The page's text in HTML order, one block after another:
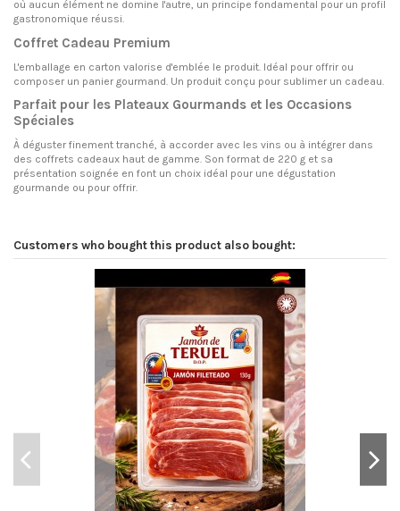
où aucun élément ne domine l'autre, un principe fondamental pour un profil
gastronomique réussi.
Coffret Cadeau Premium
L'emballage en carton valorise d'emblée le produit. Idéal pour offrir ou
composer un panier gourmand. Un produit conçu pour sublimer un cadeau.
Parfait pour les Plateaux Gourmands et les Occasions
Spéciales
À déguster finement tranché, à accorder avec les vins ou à intégrer dans
des coffrets cadeaux haut de gamme. Son format de 220 g et sa
présentation soignée en font un choix idéal pour une dégustation
gourmande ou pour offrir.
Customers who bought this product also bought: